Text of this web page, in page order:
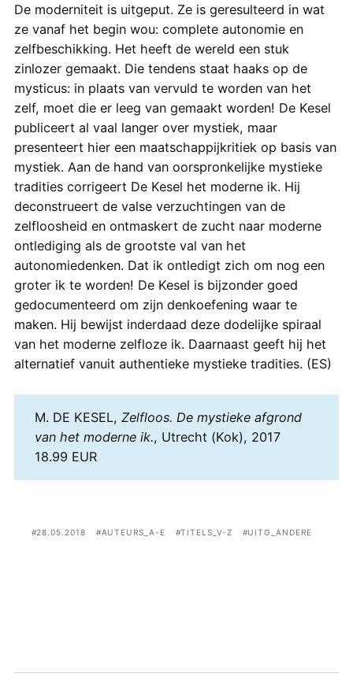
De moderniteit is uitgeput. Ze is geresulteerd in wat
ze vanaf het begin wou: complete autonomie en
zelfbeschikking. Het heeft de wereld een stuk
zinlozer gemaakt. Die tendens staat haaks op de
mysticus: in plaats van vervuld te worden van het
zelf, moet die er leeg van gemaakt worden! De Kesel
publiceert al vaal langer over mystiek, maar
presenteert hier een maatschappijkritiek op basis van
mystiek. Aan de hand van oorspronkelijke mystieke
tradities corrigeert De Kesel het moderne ik. Hij
deconstrueert de valse verzuchtingen van de
zelfloosheid en ontmaskert de zucht naar moderne
ontlediging als de grootste val van het
autonomiedenken. Dat ik ontledigt zich om nog een
groter ik te worden! De Kesel is bijzonder goed
gedocumenteerd om zijn denkoefening waar te
maken. Hij bewijst inderdaad deze dodelijke spiraal
van het moderne zelfloze ik. Daarnaast geeft hij het
alternatief vanuit authentieke mystieke tradities. (ES)
M. DE KESEL, Zelfloos. De mystieke afgrond
van het moderne ik., Utrecht (Kok), 2017
18.99 EUR
28.05.2018 AUTEURS_A-E TITELS_V-Z UITG_ANDERE